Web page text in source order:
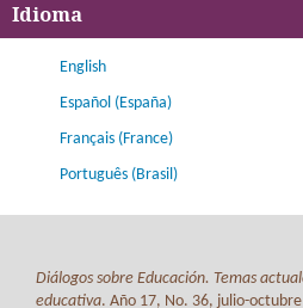
Idioma
English
Español (España)
Français (France)
Português (Brasil)
Diálogos sobre Educación. Temas
educativa. Año 17, No. 36, julio-